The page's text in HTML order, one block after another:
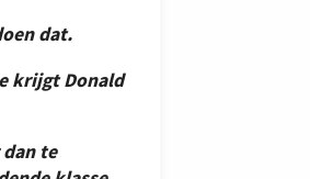
dat.
krijgt Donald
te